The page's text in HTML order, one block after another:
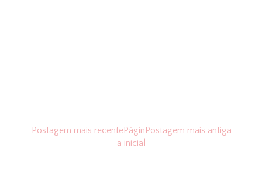
Postagem mais recente Postagem mais antiga
Págin
a inicial